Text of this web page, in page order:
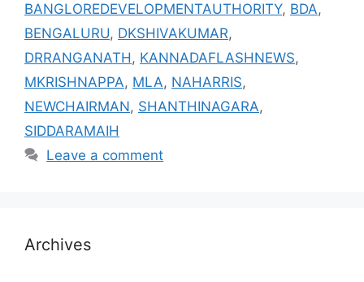
BANGLOREDEVELOPMENTAUTHORITY, BDA,
BENGALURU, DKSHIVAKUMAR,
DRRANGANATH, KANNADAFLASHNEWS,
MKRISHNAPPA, MLA, NAHARRIS,
NEWCHAIRMAN, SHANTHINAGARA,
SIDDARAMAIH
Leave a comment
Archives